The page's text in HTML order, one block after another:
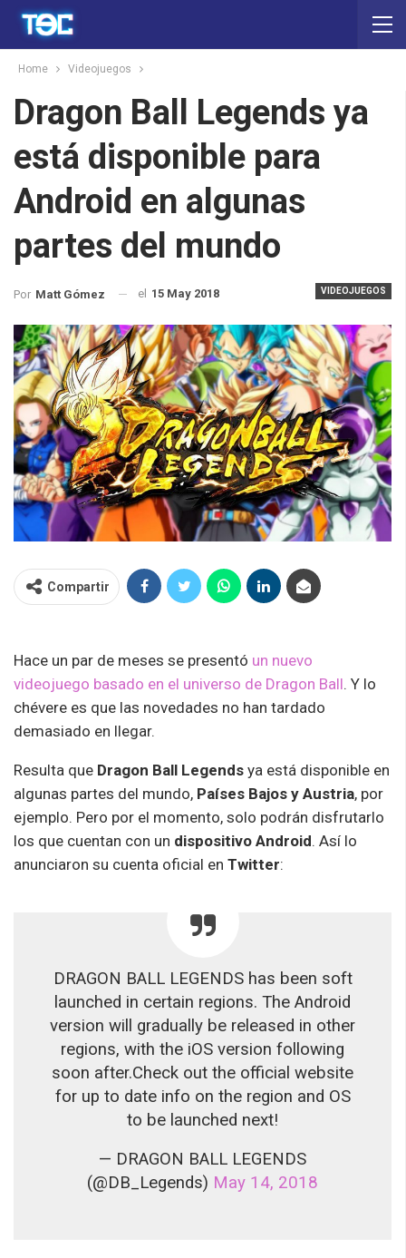
Home Videojuegos
Dragon Ball Legends ya
está disponible para
Android en algunas
partes del mundo
VIDEOJUEGOS
Por Matt Gómez el 15 May 2018
Compartir
Hace un par de meses se presentó un nuevo
videojuego basado en el universo de Dragon Ball. Y lo
chévere es que las novedades no han tardado
demasiado en llegar.
Resulta que Dragon Ball Legends ya está disponible en
algunas partes del mundo, Países Bajos y Austria, por
ejemplo. Pero por el momento, solo podrán disfrutarlo
los que cuentan con un dispositivo Android. Así lo
anunciaron su cuenta oficial en Twitter:
DRAGON BALL LEGENDS has been soft
launched in certain regions. The Android
version will gradually be released in other
regions, with the iOS version following
soon after.Check out the official website
for up to date info on the region and OS
to be launched next!
— DRAGON BALL LEGENDS
(@DB_Legends) May 14, 2018